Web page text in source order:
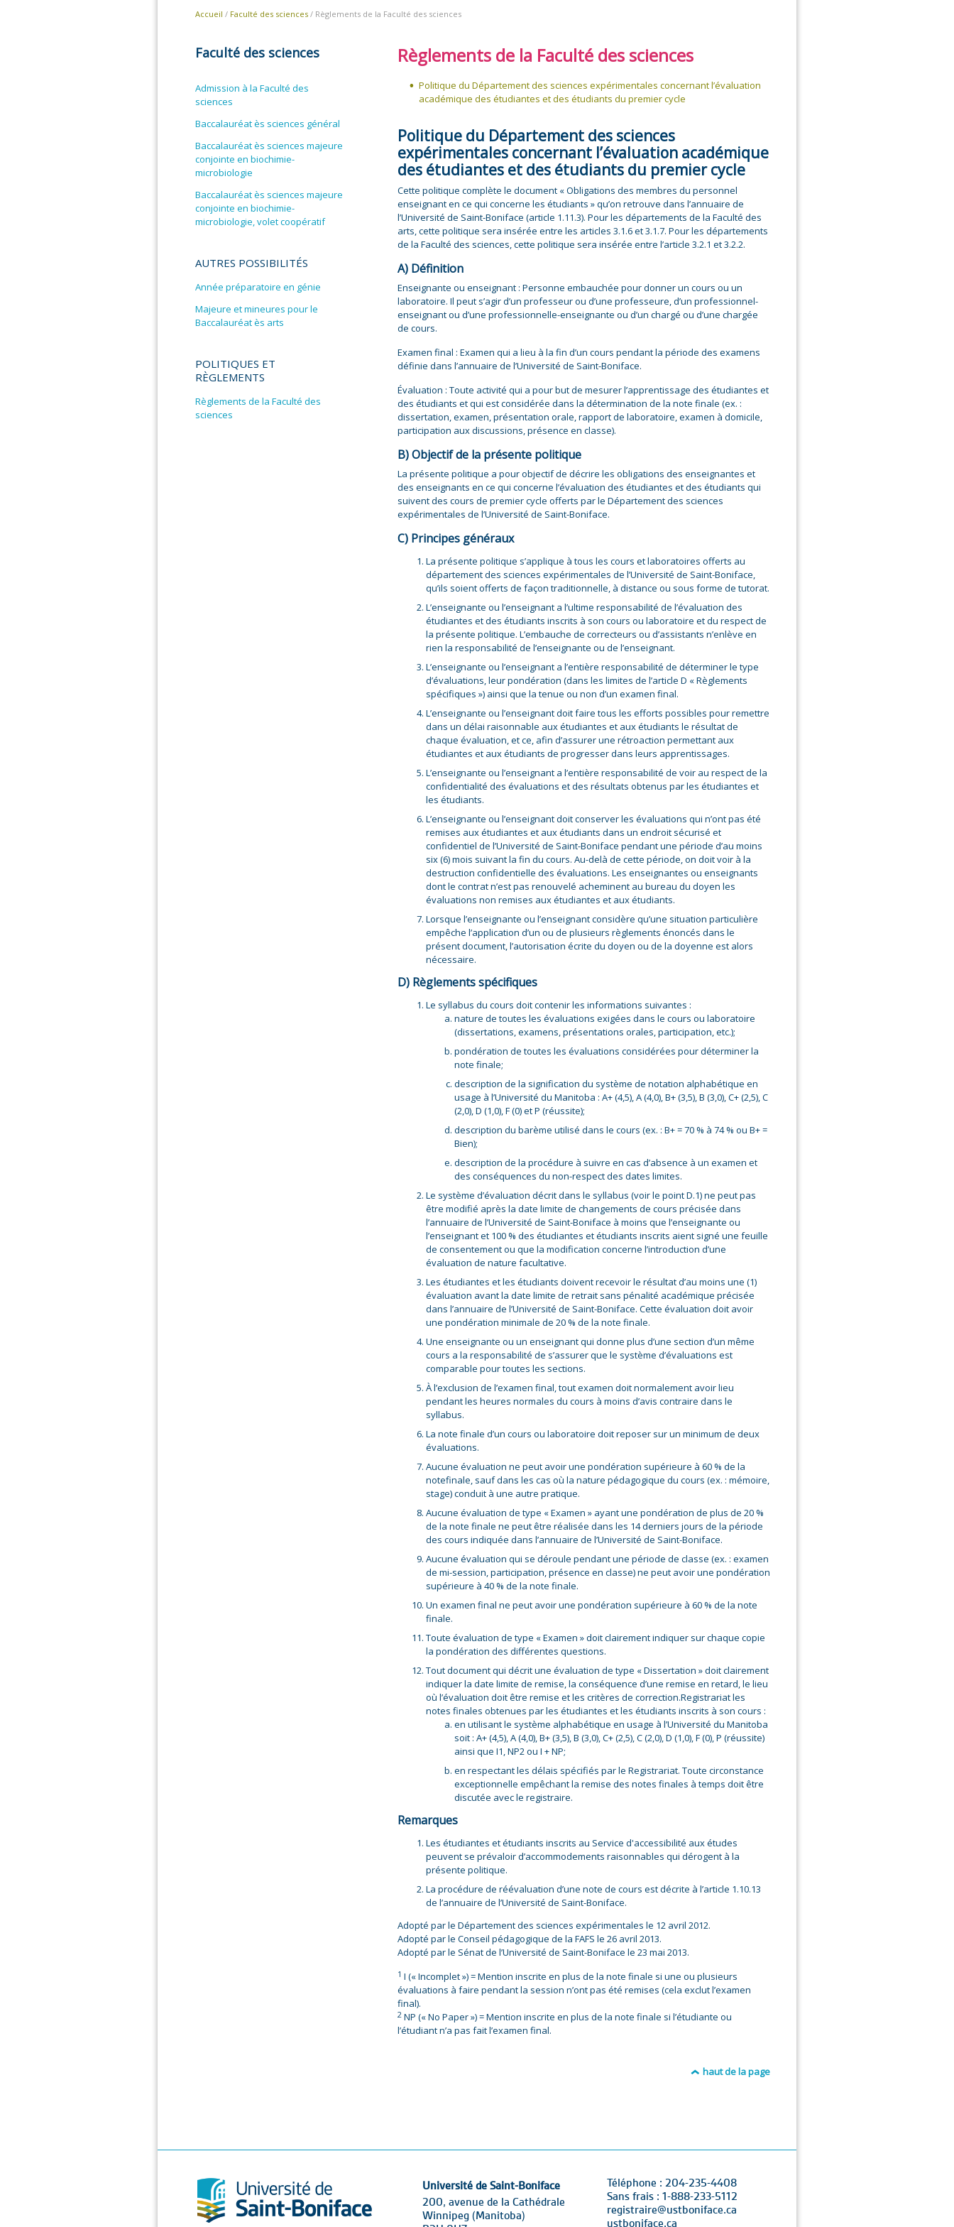
Accueil / Faculté des sciences / Règlements de la Faculté des sciences
Faculté des sciences
Admission à la Faculté des
sciences
Baccalauréat ès sciences général
Baccalauréat ès sciences majeure
conjointe en biochimie-
microbiologie
Baccalauréat ès sciences majeure
conjointe en biochimie-
microbiologie, volet coopératif
AUTRES POSSIBILITÉS
Année préparatoire en génie
Majeure et mineures pour le
Baccalauréat ès arts
POLITIQUES ET
RÈGLEMENTS
Règlements de la Faculté des
sciences
Règlements de la Faculté des sciences
Politique du Département des sciences expérimentales concernant l’évaluation
académique des étudiantes et des étudiants du premier cycle
Politique du Département des sciences
expérimentales concernant l’évaluation académique
des étudiantes et des étudiants du premier cycle
Cette politique complète le document « Obligations des membres du personnel
enseignant en ce qui concerne les étudiants » qu’on retrouve dans l’annuaire de
l’Université de Saint-Boniface (article 1.11.3). Pour les départements de la Faculté des
arts, cette politique sera insérée entre les articles 3.1.6 et 3.1.7. Pour les départements
de la Faculté des sciences, cette politique sera insérée entre l’article 3.2.1 et 3.2.2.
A) Définition
Enseignante ou enseignant : Personne embauchée pour donner un cours ou un
laboratoire. Il peut s’agir d’un professeur ou d’une professeure, d’un professionnel-
enseignant ou d’une professionnelle-enseignante ou d’un chargé ou d’une chargée
de cours.
Examen final : Examen qui a lieu à la fin d’un cours pendant la période des examens
définie dans l’annuaire de l’Université de Saint-Boniface.
Évaluation : Toute activité qui a pour but de mesurer l’apprentissage des étudiantes et
des étudiants et qui est considérée dans la détermination de la note finale (ex. :
dissertation, examen, présentation orale, rapport de laboratoire, examen à domicile,
participation aux discussions, présence en classe).
B) Objectif de la présente politique
La présente politique a pour objectif de décrire les obligations des enseignantes et
des enseignants en ce qui concerne l’évaluation des étudiantes et des étudiants qui
suivent des cours de premier cycle offerts par le Département des sciences
expérimentales de l’Université de Saint-Boniface.
C) Principes généraux
La présente politique s’applique à tous les cours et laboratoires offerts au
département des sciences expérimentales de l’Université de Saint-Boniface,
qu’ils soient offerts de façon traditionnelle, à distance ou sous forme de tutorat.
L’enseignante ou l’enseignant a l’ultime responsabilité de l’évaluation des
étudiantes et des étudiants inscrits à son cours ou laboratoire et du respect de
la présente politique. L’embauche de correcteurs ou d’assistants n’enlève en
rien la responsabilité de l’enseignante ou de l’enseignant.
L’enseignante ou l’enseignant a l’entière responsabilité de déterminer le type
d’évaluations, leur pondération (dans les limites de l’article D « Règlements
spécifiques ») ainsi que la tenue ou non d’un examen final.
L’enseignante ou l’enseignant doit faire tous les efforts possibles pour remettre
dans un délai raisonnable aux étudiantes et aux étudiants le résultat de
chaque évaluation, et ce, afin d’assurer une rétroaction permettant aux
étudiantes et aux étudiants de progresser dans leurs apprentissages.
L’enseignante ou l’enseignant a l’entière responsabilité de voir au respect de la
confidentialité des évaluations et des résultats obtenus par les étudiantes et
les étudiants.
L’enseignante ou l’enseignant doit conserver les évaluations qui n’ont pas été
remises aux étudiantes et aux étudiants dans un endroit sécurisé et
confidentiel de l’Université de Saint-Boniface pendant une période d’au moins
six (6) mois suivant la fin du cours. Au-delà de cette période, on doit voir à la
destruction confidentielle des évaluations. Les enseignantes ou enseignants
dont le contrat n’est pas renouvelé acheminent au bureau du doyen les
évaluations non remises aux étudiantes et aux étudiants.
Lorsque l’enseignante ou l’enseignant considère qu’une situation particulière
empêche l’application d’un ou de plusieurs règlements énoncés dans le
présent document, l’autorisation écrite du doyen ou de la doyenne est alors
nécessaire.
D) Règlements spécifiques
Le syllabus du cours doit contenir les informations suivantes :
nature de toutes les évaluations exigées dans le cours ou laboratoire
(dissertations, examens, présentations orales, participation, etc.);
pondération de toutes les évaluations considérées pour déterminer la
note finale;
description de la signification du système de notation alphabétique en
usage à l’Université du Manitoba : A+ (4,5), A (4,0), B+ (3,5), B (3,0), C+ (2,5), C
(2,0), D (1,0), F (0) et P (réussite);
description du barème utilisé dans le cours (ex. : B+ = 70 % à 74 % ou B+ =
Bien);
description de la procédure à suivre en cas d’absence à un examen et
des conséquences du non-respect des dates limites.
Le système d’évaluation décrit dans le syllabus (voir le point D.1) ne peut pas
être modifié après la date limite de changements de cours précisée dans
l’annuaire de l’Université de Saint-Boniface à moins que l’enseignante ou
l’enseignant et 100 % des étudiantes et étudiants inscrits aient signé une feuille
de consentement ou que la modification concerne l’introduction d’une
évaluation de nature facultative.
Les étudiantes et les étudiants doivent recevoir le résultat d’au moins une (1)
évaluation avant la date limite de retrait sans pénalité académique précisée
dans l’annuaire de l’Université de Saint-Boniface. Cette évaluation doit avoir
une pondération minimale de 20 % de la note finale.
Une enseignante ou un enseignant qui donne plus d’une section d’un même
cours a la responsabilité de s’assurer que le système d’évaluations est
comparable pour toutes les sections.
À l’exclusion de l’examen final, tout examen doit normalement avoir lieu
pendant les heures normales du cours à moins d’avis contraire dans le
syllabus.
La note finale d’un cours ou laboratoire doit reposer sur un minimum de deux
évaluations.
Aucune évaluation ne peut avoir une pondération supérieure à 60 % de la
notefinale, sauf dans les cas où la nature pédagogique du cours (ex. : mémoire,
stage) conduit à une autre pratique.
Aucune évaluation de type « Examen » ayant une pondération de plus de 20 %
de la note finale ne peut être réalisée dans les 14 derniers jours de la période
des cours indiquée dans l’annuaire de l’Université de Saint-Boniface.
Aucune évaluation qui se déroule pendant une période de classe (ex. : examen
de mi-session, participation, présence en classe) ne peut avoir une pondération
supérieure à 40 % de la note finale.
Un examen final ne peut avoir une pondération supérieure à 60 % de la note
finale.
Toute évaluation de type « Examen » doit clairement indiquer sur chaque copie
la pondération des différentes questions.
Tout document qui décrit une évaluation de type « Dissertation » doit clairement
indiquer la date limite de remise, la conséquence d’une remise en retard, le lieu
où l’évaluation doit être remise et les critères de correction.Registrariat les
notes finales obtenues par les étudiantes et les étudiants inscrits à son cours :
en utilisant le système alphabétique en usage à l’Université du Manitoba
soit : A+ (4,5), A (4,0), B+ (3,5), B (3,0), C+ (2,5), C (2,0), D (1,0), F (0), P (réussite)
ainsi que I1, NP2 ou I + NP;
en respectant les délais spécifiés par le Registrariat. Toute circonstance
exceptionnelle empêchant la remise des notes finales à temps doit être
discutée avec le registraire.
Remarques
Les étudiantes et étudiants inscrits au Service d'accessibilité aux études
peuvent se prévaloir d’accommodements raisonnables qui dérogent à la
présente politique.
La procédure de réévaluation d’une note de cours est décrite à l’article 1.10.13
de l’annuaire de l’Université de Saint-Boniface.
Adopté par le Département des sciences expérimentales le 12 avril 2012.
Adopté par le Conseil pédagogique de la FAFS le 26 avril 2013.
Adopté par le Sénat de l’Université de Saint-Boniface le 23 mai 2013.
1 I (« Incomplet ») = Mention inscrite en plus de la note finale si une ou plusieurs
évaluations à faire pendant la session n’ont pas été remises (cela exclut l’examen
final).
2 NP (« No Paper ») = Mention inscrite en plus de la note finale si l’étudiante ou
l’étudiant n’a pas fait l’examen final.
haut de la page
Université de Saint-Boniface
200, avenue de la Cathédrale
Winnipeg (Manitoba)
Téléphone : 204-235-4408
Sans frais : 1-888-233-5112
registraire@ustboniface.ca
ustboniface.ca